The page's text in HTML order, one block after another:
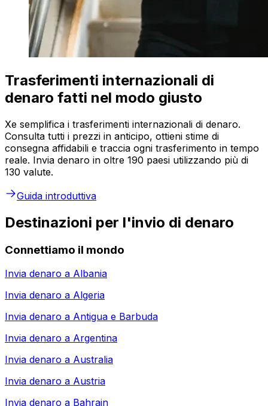
Trasferimenti internazionali di
denaro fatti nel modo giusto
Xe semplifica i trasferimenti internazionali di denaro.
Consulta tutti i prezzi in anticipo, ottieni stime di
consegna affidabili e traccia ogni trasferimento in tempo
reale. Invia denaro in oltre 190 paesi utilizzando più di
130 valute.
Guida introduttiva
Destinazioni per l'invio di denaro
Connettiamo il mondo
Invia denaro a Albania
Invia denaro a Algeria
Invia denaro a Antigua e Barbuda
Invia denaro a Argentina
Invia denaro a Australia
Invia denaro a Austria
Invia denaro a Bahrain